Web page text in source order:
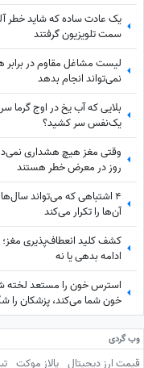
یک عادت ساده که شاید خطر
سمت تلویزیون گرفتند
نمی‌تواند انجام بدهد
بلایی که آب یخ در اوج گرما
یک‌نفس سر کشید؟
وقتی مغز هیچ هشداری
روز در معرض خطر هستند
4 اشتباهی که می‌تواند
آن‌ها را تکرار می‌کند
کشف کلید انعطاف‌پذیری
ادامه بدهی یا نه
استرس خون را مستعد لخته
خون شما می‌کند، پزشکان را
وب گردی
قیمت ارز دیجیتال پالاز موکت